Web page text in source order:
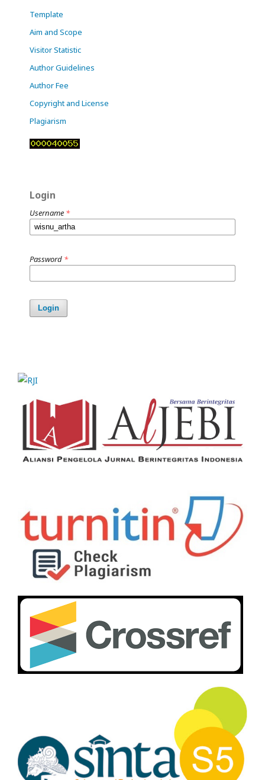
Template
Aim and Scope
Visitor Statistic
Author Guidelines
Author Fee
Copyright and License
Plagiarism
Login
Username *
Password *
Login